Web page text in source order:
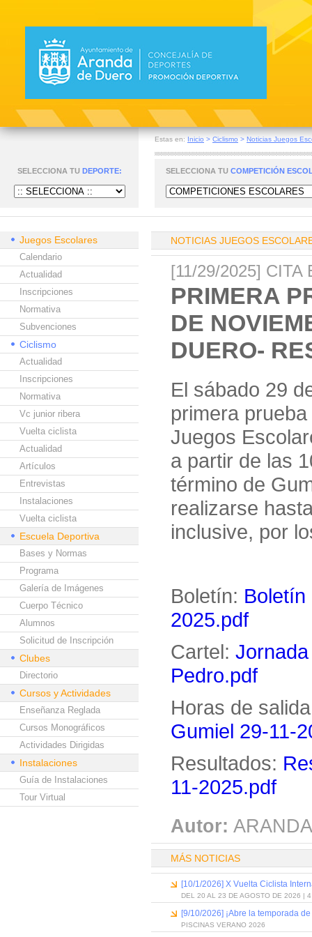
Estas en: Inicio > Ciclismo > Noticias Juegos
SELECCIONA TU DEPORTE: SELECCIONA TU COMPETICIÓN
Juegos Escolares
Calendario
Actualidad
Inscripciones
Normativa
Subvenciones
Ciclismo
Actualidad
Inscripciones
Normativa
Vc junior ribera
Vuelta ciclista
Actualidad
Artículos
Entrevistas
Instalaciones
Vuelta ciclista
Escuela Deportiva
Bases y Normas
Programa
Galería de Imágenes
Cuerpo Técnico
Alumnos
Solicitud de Inscripción
Clubes
Directorio
Cursos y Actividades
Enseñanza Reglada
Cursos Monográficos
Actividades Dirigidas
Instalaciones
Guía de Instalaciones
Tour Virtual
NOTICIAS JUEGOS
[11/29/2025] CITA
PRIMERA
DE
DUERO-
El sábado 29
primera
Juegos
a partir de las
término de
realizarse
inclusive, por
Boletín: Boletín
2025.pdf
Cartel:
Pedro.pdf
Horas de
Gumiel 29-11-
Resultados:
11-2025.pdf
Autor:
MÁS NOTICIAS
[10/1/2026] X Vuelta Ciclista
DEL 20 AL 23 DE AGOSTO DE 2026 | 4
[9/10/2026] ¡Abre la temporada
PISCINAS VERANO 2026